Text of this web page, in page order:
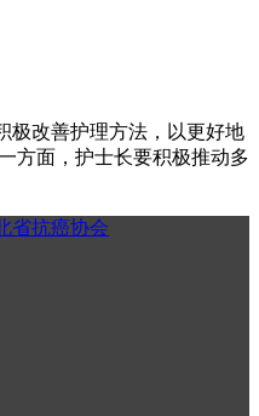
极改善护理方法，以更好地
方面，护士长要积极推动多
省抗癌协会